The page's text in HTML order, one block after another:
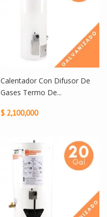
Calentador Con Difusor De
Gases Termo De...
$ 2,100,000